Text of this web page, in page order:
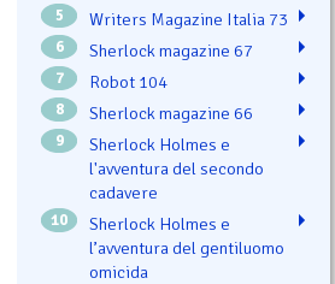
5 Writers Magazine Italia 73
6 Sherlock magazine 67
7 Robot 104
8 Sherlock magazine 66
9
Sherlock Holmes e
l'avventura del secondo
cadavere
10
Sherlock Holmes e
l’avventura del gentiluomo
omicida